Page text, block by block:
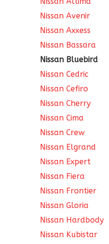
Nissan Avenir
Nissan Axxess
Nissan Bassara
Nissan Bluebird
Nissan Cedric
Nissan Cefiro
Nissan Cherry
Nissan Cima
Nissan Crew
Nissan Elgrand
Nissan Expert
Nissan Fiera
Nissan Frontier
Nissan Gloria
Nissan Hardbody
Nissan Kubistar